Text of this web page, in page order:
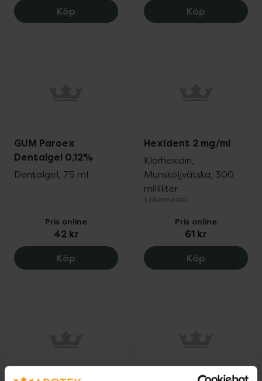
Köp GUM AftaClear Gel, 69 kr.Köp Corsodyl 2
GUM Paroex
Dentalgel 0,12%
Dentalgel, 75 ml
Pris online
42 kr
Köp GUM Paroex Dentalgel 0,12%, 42 kr.
Hexident 2 mg/ml
Klorhexidin,
Munsköljvätska, 300
milliliter
Läkemedel
Pris online
61 kr
Köp Hexident 2